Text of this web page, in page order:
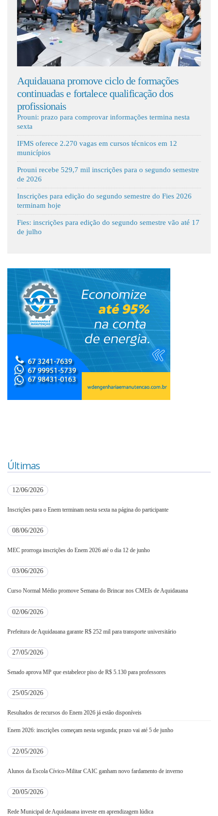
Fale Conosco
promove ciclo de formações
e fortalece qualificação dos
Volta às
escolas
Prouni: prazo para comprovar informações termina nesta
sexta
IFMS oferece 2.270 vagas em cursos técnicos em 12
municípios
Prouni recebe 529,7 mil inscrições para o segundo semestre
de 2026
Inscrições para edição do segundo semestre do Fies 2026
terminam hoje
Fies: inscrições para edição do segundo semestre vão até 17
de julho
Últimas
12/06/2026
Inscrições para o Enem terminam nesta sexta na página do participante
08/06/2026
MEC prorroga inscrições do Enem 2026 até o dia 12 de junho
03/06/2026
Curso Normal Médio promove Semana do Brincar nos CMEIs de Aquidauana
02/06/2026
Prefeitura de Aquidauana garante R$ 252 mil para transporte universitário
27/05/2026
Senado aprova MP que estabelece piso de R$ 5.130 para professores
25/05/2026
Resultados de recursos do Enem 2026 já estão disponíveis
Enem 2026: inscrições começam nesta segunda; prazo vai até 5 de junho
22/05/2026
Alunos da Escola Cívico-Militar CAIC ganham novo fardamento de inverno
20/05/2026
Rede Municipal de Aquidauana investe em aprendizagem lúdica